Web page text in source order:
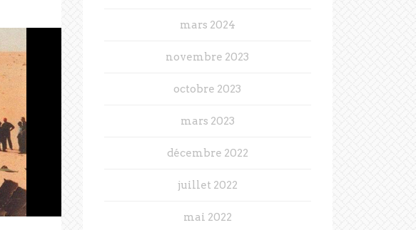
mars 2024
novembre 2023
octobre 2023
mars 2023
décembre 2022
juillet 2022
mai 2022